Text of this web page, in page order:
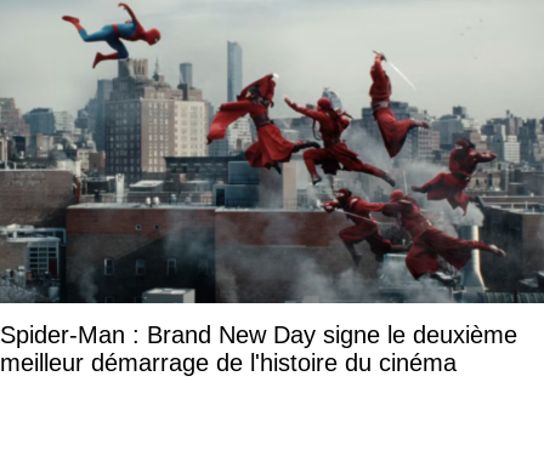
Spider-Man : Brand New Day signe le deuxième
meilleur démarrage de l'histoire du cinéma